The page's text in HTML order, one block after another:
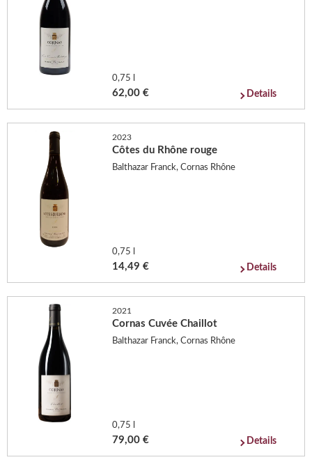
0,75 l
62,00 € Details
2023
Côtes du Rhône rouge
Balthazar Franck, Cornas Rhône
0,75 l
14,49 € Details
2021
Cornas Cuvée Chaillot
Balthazar Franck, Cornas Rhône
0,75 l
79,00 € Details